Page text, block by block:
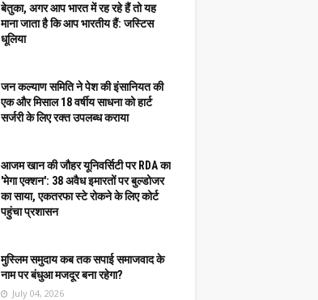
बेतुका, अगर आप भारत में रह रहे हैं तो यह
माना जाता है कि आप भारतीय हैं: जस्टिस
धूलिया
जन कल्याण समिति ने पेश की इंसानियत की
एक और मिसाल 18 वर्षीय साधना को हार्ट
सर्जरी के लिए रक्त उपलब्ध कराया
आजम खान की जौहर यूनिवर्सिटी पर RDA का
'मेगा एक्शन': 38 अवैध इमारतों पर बुल्डोजर
का साया, एकतरफा स्टे रोकने के लिए कोर्ट
पहुंचा प्रशासन
मुस्लिम समुदाय कब तक सपाई समाजवाद के
नाम पर बंधुआ मजदूर बना रहेगा?
July 04, 2026